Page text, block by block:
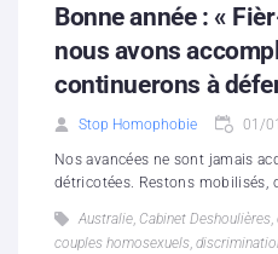
Bonne année : «
nous avons
continuerons à
Stop Homophobie 01/
Nos avancées ne sont jamais
détricotées. Restons mobilisés,
Australie, Cabinet Deshoulières,
couples homosexuels,